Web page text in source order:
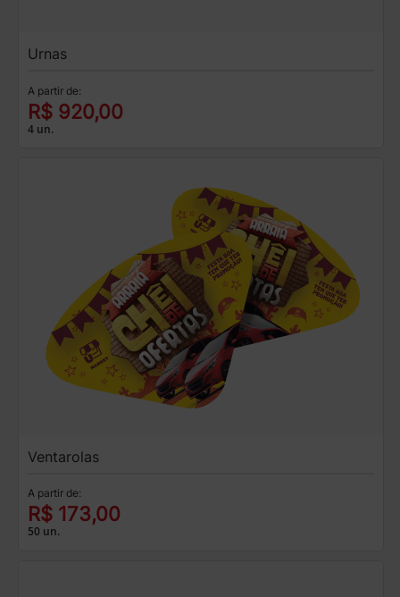
Urnas
A partir de:
R$ 920,00
4 un.
Ventarolas
A partir de:
R$ 173,00
50 un.